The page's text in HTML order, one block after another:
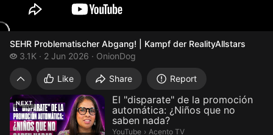
SEHR Problematischer Abgang! | Kampf der RealityAllstars
3.1K
3.1 thousand views
2 Jun 2026 OnionDog
Like Share Report
NEXT
El "disparate" de la promoción
automática: ¿Niños que no
saben nada?
YouTube › Acento TV.
Acento TV